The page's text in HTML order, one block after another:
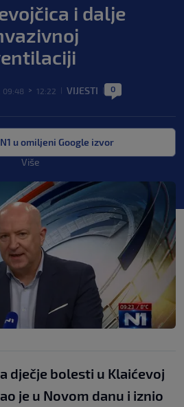
i dalje
09:48 > 12:22 VIJESTI 0
u omiljeni Google izvor
Više
dječje bolesti u Klaićevoj
je u Novom danu i iznio